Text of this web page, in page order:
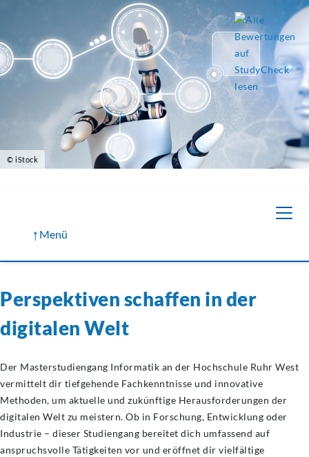
© iStock
↑ Menü
Perspektiven schaffen in der
digitalen Welt
Der Masterstudiengang Informatik an der Hochschule Ruhr West
vermittelt dir tiefgehende Fachkenntnisse und innovative
Methoden, um aktuelle und zukünftige Herausforderungen der
digitalen Welt zu meistern. Ob in Forschung, Entwicklung oder
Industrie – dieser Studiengang bereitet dich umfassend auf
anspruchsvolle Tätigkeiten vor und eröffnet dir vielfältige